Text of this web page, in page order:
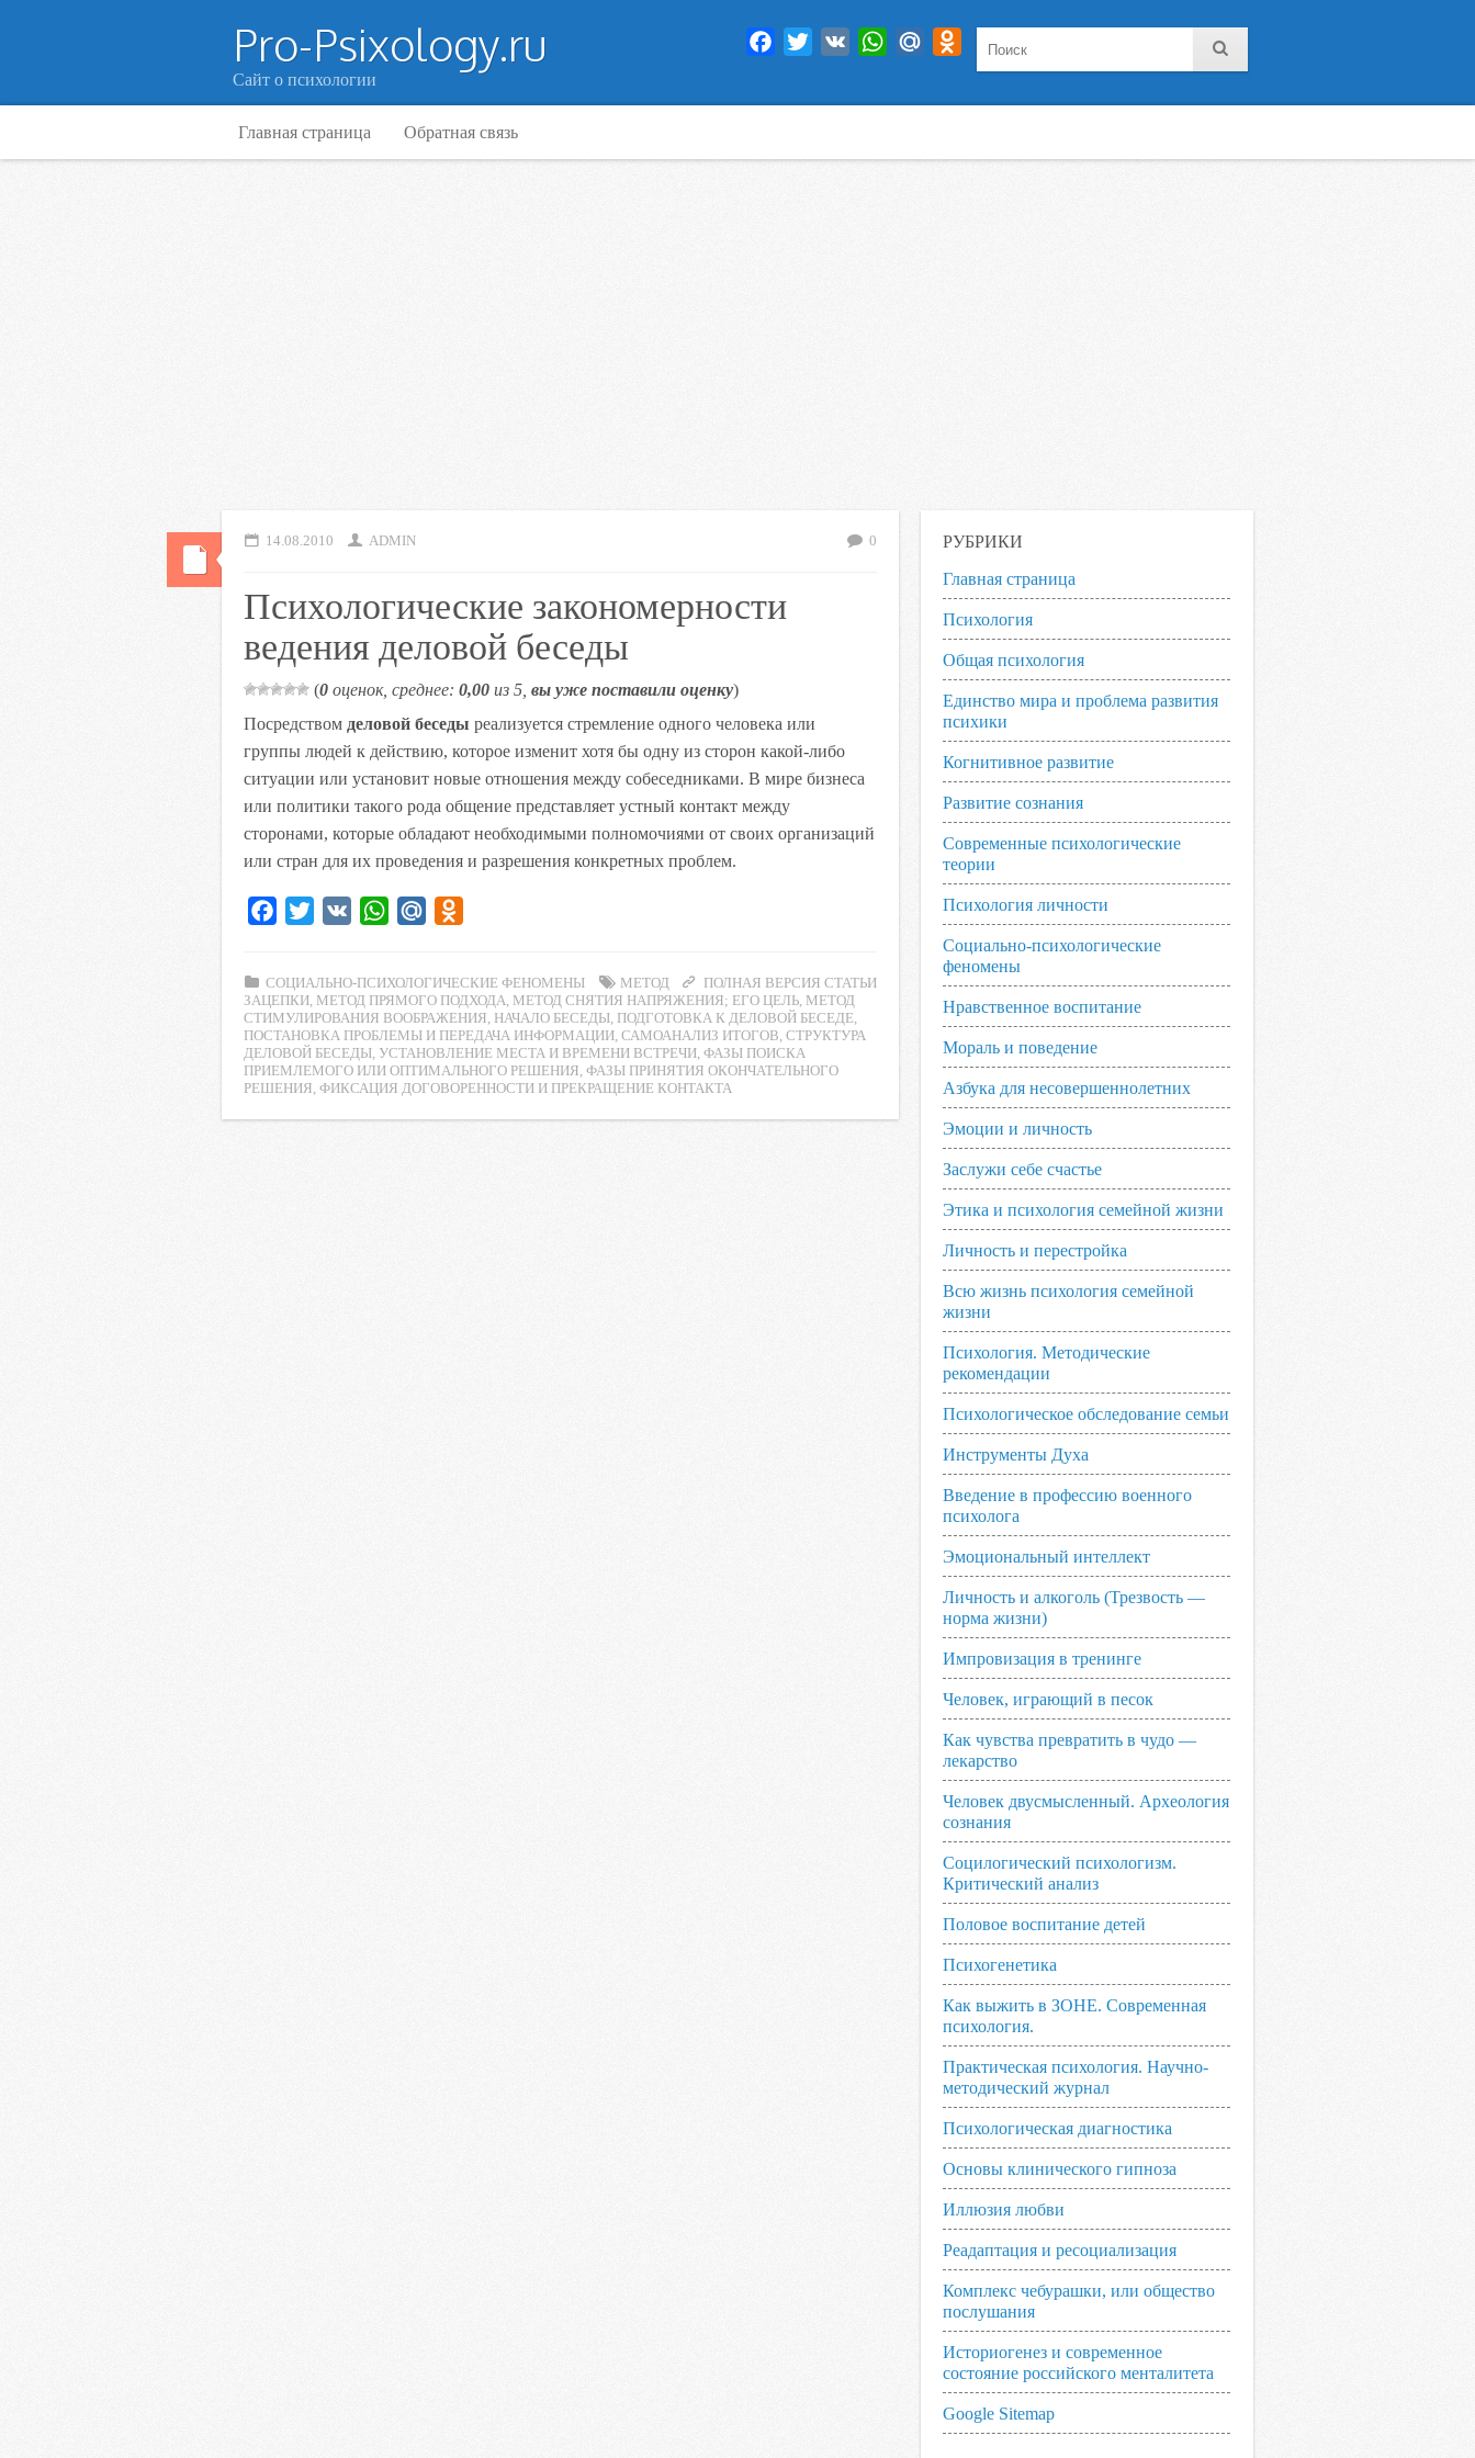
Pro-Psixology.ru
Сайт о психологии
Facebook
Twitter VK WhatsAppMail.RuOdnoklassniki
Главная страница Обратная связь
14.08.2010 ADMIN 0
Психологические закономерности
ведения деловой беседы
(0 оценок, среднее: 0,00 из 5, вы уже поставили оценку)
Посредством деловой беседы реализуется стремление одного человека или
группы людей к действию, которое изменит хотя бы одну из сторон какой-либо
ситуации или установит новые отношения между собеседниками. В мире бизнеса
или политики такого рода общение представляет устный контакт между
сторонами, которые обладают необходимыми полномочиями от своих организаций
или стран для их проведения и разрешения конкретных проблем.
e
b
o
o
t
t
e
r
W
t
s
A
p
l
.
R
u
o
k
l
a
ПОЛНАЯ ВЕРСИЯ СТАТЬИ
СОЦИАЛЬНО-ПСИХОЛОГИЧЕСКИЕ ФЕНОМЕНЫ
МЕТОД
ЗАЦЕПКИ, МЕТОД ПРЯМОГО ПОДХОДА, МЕТОД СНЯТИЯ НАПРЯЖЕНИЯ; ЕГО ЦЕЛЬ, МЕТОД
СТИМУЛИРОВАНИЯ ВООБРАЖЕНИЯ, НАЧАЛО БЕСЕДЫ, ПОДГОТОВКА К ДЕЛОВОЙ БЕСЕДЕ,
ПОСТАНОВКА ПРОБЛЕМЫ И ПЕРЕДАЧА ИНФОРМАЦИИ, САМОАНАЛИЗ ИТОГОВ, СТРУКТУРА
ДЕЛОВОЙ БЕСЕДЫ, УСТАНОВЛЕНИЕ МЕСТА И ВРЕМЕНИ ВСТРЕЧИ, ФАЗЫ ПОИСКА
ПРИЕМЛЕМОГО ИЛИ ОПТИМАЛЬНОГО РЕШЕНИЯ, ФАЗЫ ПРИНЯТИЯ ОКОНЧАТЕЛЬНОГО
РЕШЕНИЯ, ФИКСАЦИЯ ДОГОВОРЕННОСТИ И ПРЕКРАЩЕНИЕ КОНТАКТА
РУБРИКИ
Главная страница
Психология
Общая психология
Единство мира и проблема развития
психики
Когнитивное развитие
Развитие сознания
Современные психологические
теории
Психология личности
Социально-психологические
феномены
Нравственное воспитание
Мораль и поведение
Азбука для несовершеннолетних
Эмоции и личность
Заслужи себе счастье
Этика и психология семейной жизни
Личность и перестройка
Всю жизнь психология семейной
жизни
Психология. Методические
рекомендации
Психологическое обследование семьи
Инструменты Духа
Введение в профессию военного
психолога
Эмоциональный интеллект
Личность и алкоголь (Трезвость —
норма жизни)
Импровизация в тренинге
Человек, играющий в песок
Как чувства превратить в чудо —
лекарство
Человек двусмысленный. Археология
сознания
Социлогический психологизм.
Критический анализ
Половое воспитание детей
Психогенетика
Как выжить в ЗОНЕ. Современная
психология.
Практическая психология. Научно-
методический журнал
Психологическая диагностика
Основы клинического гипноза
Иллюзия любви
Реадаптация и ресоциализация
Комплекс чебурашки, или общество
послушания
Историогенез и современное
состояние российского менталитета
Google Sitemap